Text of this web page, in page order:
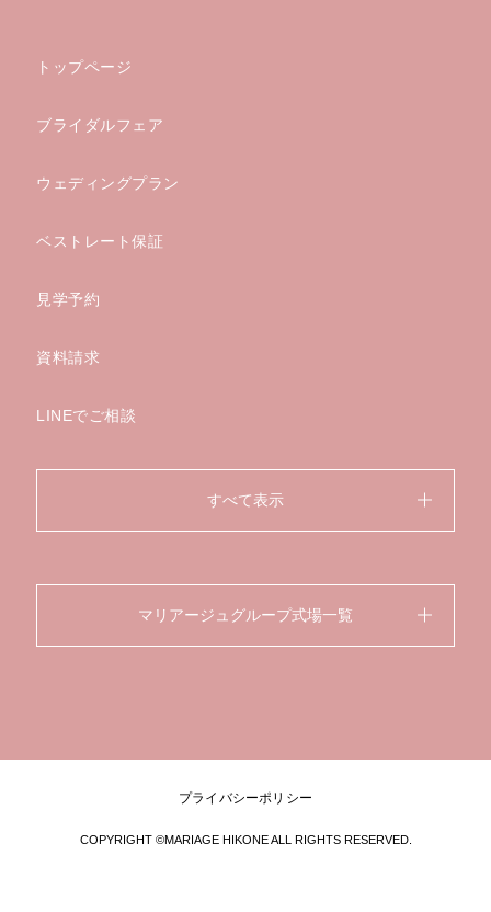
トップページ
ブライダルフェア
ウェディングプラン
ベストレート保証
見学予約
資料請求
LINEでご相談
すべて表示
マリアージュグループ式場一覧
プライバシーポリシー
COPYRIGHT ©MARIAGE HIKONE ALL RIGHTS RESERVED.